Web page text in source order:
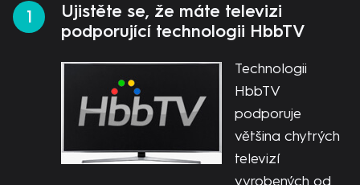
Ujistěte se, že máte televizi
podporující technologii HbbTV
Technologii
HbbTV
podporuje
většina chytrých
televizí
vyrobených od